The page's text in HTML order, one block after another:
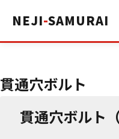
NEJI-SAMURAI
貫通穴ボルト
貫通穴ボルト